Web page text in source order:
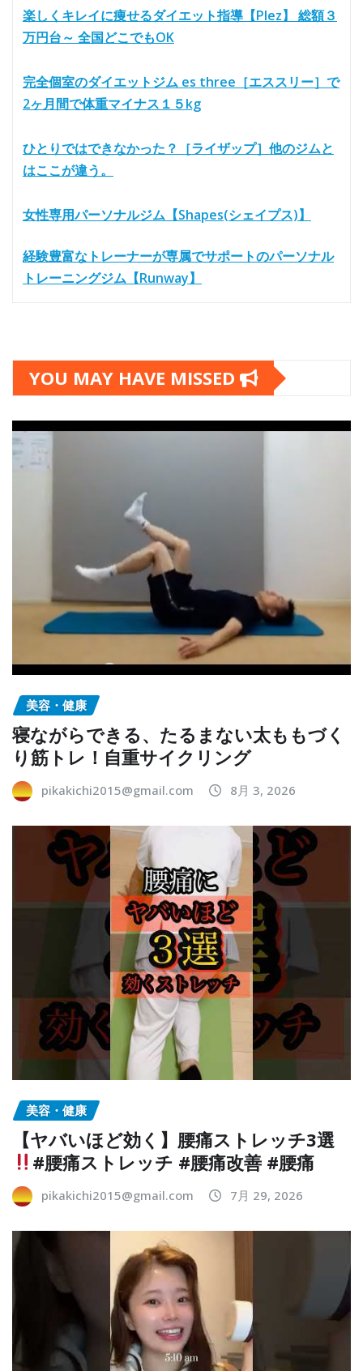
楽しくキレイに痩せるダイエット指導【Plez】 総額３
万円台～ 全国どこでもOK
完全個室のダイエットジム es three［エススリー］で
2ヶ月間で体重マイナス１５kg
ひとりではできなかった？［ライザップ］他のジムと
はここが違う。
女性専用パーソナルジム【Shapes(シェイプス)】
経験豊富なトレーナーが専属でサポートのパーソナル
トレーニングジム【Runway】
YOU MAY HAVE MISSED
美容・健康
寝ながらできる、たるまない太ももづく
り筋トレ！自重サイクリング
pikakichi2015@gmail.com 8月 3, 2026
美容・健康
【ヤバいほど効く】腰痛ストレッチ3選
#腰痛ストレッチ #腰痛改善 #腰痛
pikakichi2015@gmail.com 7月 29, 2026